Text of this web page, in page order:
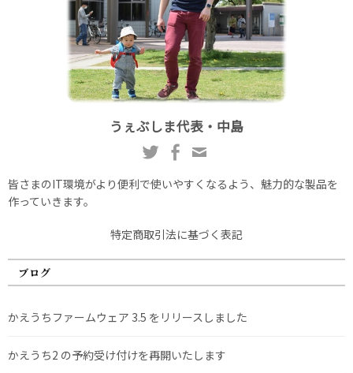
うぇぶしま代表・中島
皆さまのIT環境がより便利で使いやすくなるよう、魅力的な製品を
作っていきます。
特定商取引法に基づく表記
ブログ
かえうちファームウェア 3.5 をリリースしました
かえうち2 の予約受け付けを再開いたします